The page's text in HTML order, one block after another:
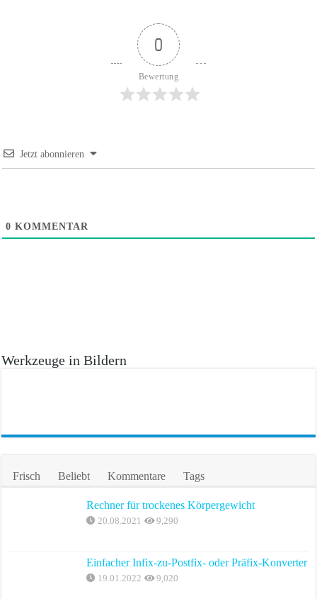
0
Bewertung
Jetzt abonnieren
0 KOMMENTAR
Werkzeuge in Bildern
Frisch Beliebt Kommentare Tags
Rechner für trockenes Körpergewicht
20.08.2021 9,290
Einfacher Infix-zu-Postfix- oder Präfix-Konverter
19.01.2022 9,020